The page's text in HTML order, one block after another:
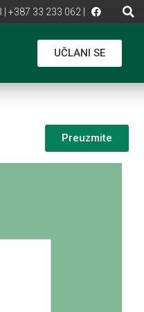
+387 33 233 062 |
UČLANI SE
Preuzmite